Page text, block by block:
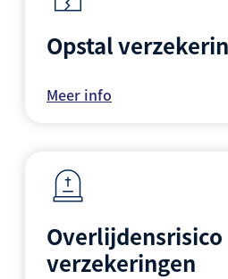
Opstal
Meer info
Overlijdensrisico
verzekeringen